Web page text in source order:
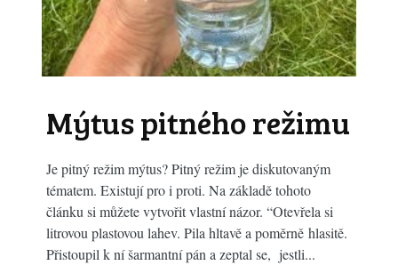
Mýtus pitného režimu
Je pitný režim mýtus? Pitný režim je diskutovaným
tématem. Existují pro i proti. Na základě tohoto
článku si můžete vytvořit vlastní názor. “Otevřela si
litrovou plastovou lahev. Pila hltavě a poměrně hlasitě.
Přistoupil k ní šarmantní pán a zeptal se, jestli...